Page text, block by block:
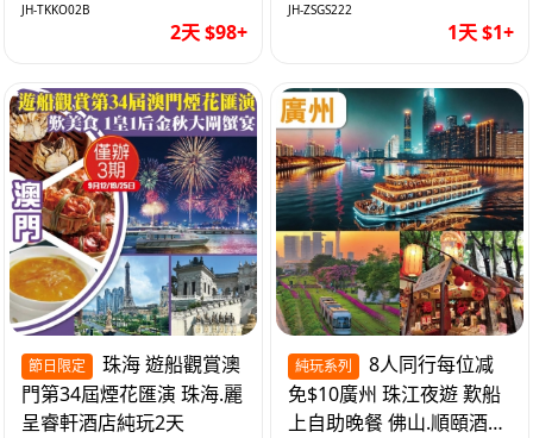
JH-TKKO02B
2天 $98+
JH-ZSGS222
1天 $1+
節日限定
門第34屆煙花匯演 珠海.麗
呈睿軒酒店純玩2天
純玩系列
免$10廣州 珠江夜遊 歎船
上自助晚餐 佛山.順頤酒店